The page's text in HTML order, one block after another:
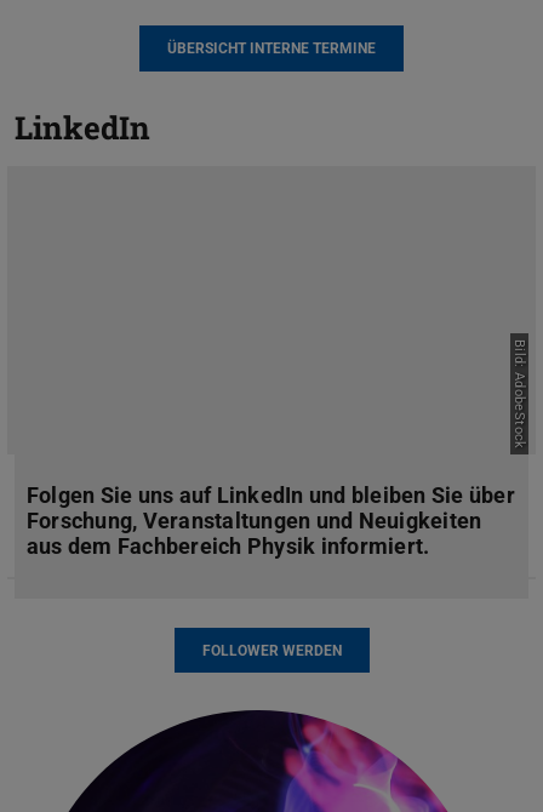
ÜBERSICHT INTERNE TERMINE
LinkedIn
Bild: AdobeStock
Folgen Sie uns auf LinkedIn und bleiben Sie über
Forschung, Veranstaltungen und Neuigkeiten
aus dem Fachbereich Physik informiert.
FOLLOWER WERDEN